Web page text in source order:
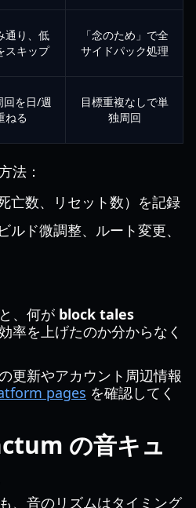
通り、低
スキップ
「念のため」で全
サイドパック処理
回を日/週
ねる
目標重複なしで単
独周回
法：
亡数、リセット数）を記録
ルド微調整、ルート変更、
、何が block tales
率を上げたのか分からなく
更新やアカウント周辺情報
pages を確認してく
の音キュ
、音のリズムはタイミング